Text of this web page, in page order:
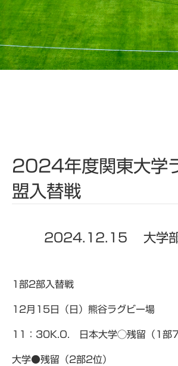
2024年度関東大学
盟入替戦
2024.12.15 大学
1部2部入替戦
12月15日（日）熊谷ラグビー場
11：30K.O. 日本大学◯残留（1
大学●残留（2部2位）